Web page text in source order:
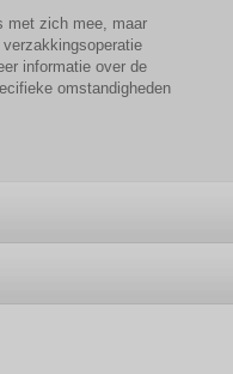
met zich mee, maar
informatie over de
omstandigheden